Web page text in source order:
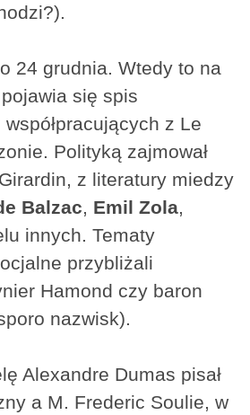
24 grudnia. Wtedy to na
się spis
z Le
Polityką zajmował
z literatury miedzy
Balzac, Emil Zola,
innych. Tematy
przybliżali
Hamond czy baron
nazwisk).
Alexandre Dumas pisał
a M. Frederic Soulie, w